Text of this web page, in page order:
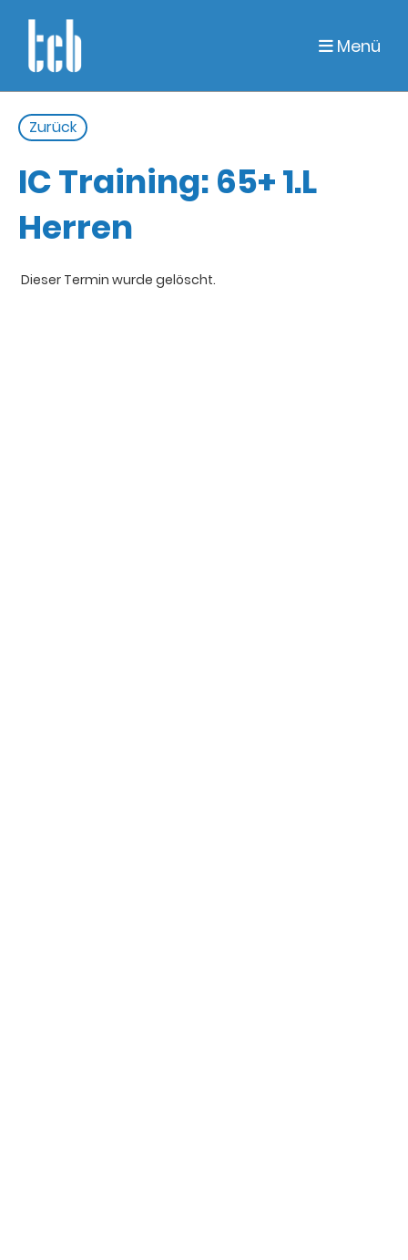
Menü
Zurück
IC Training: 65+ 1.L
Herren
Dieser Termin wurde gelöscht.